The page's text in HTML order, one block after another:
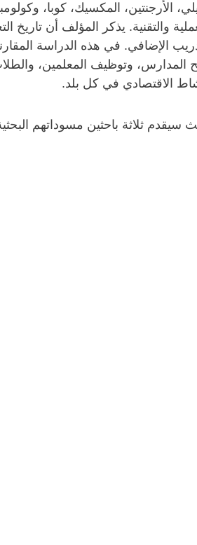
المكسيك، كوبا،
والتقنية. يذكر المؤلف أن تاريخ
والتدريب الإضافي. في هذه الدراسة
المدارس، وتوظيف المعلمين،
الاقتصادي في كل بلد.
ثلاثة باحثين مسوداتهم